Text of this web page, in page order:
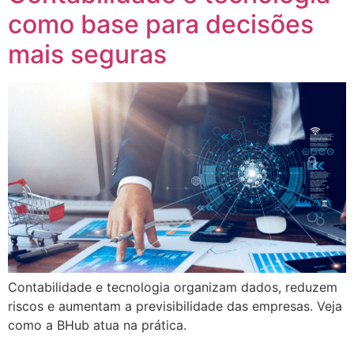
como base para decisões
mais seguras
Contabilidade e tecnologia organizam dados, reduzem
riscos e aumentam a previsibilidade das empresas. Veja
como a BHub atua na prática.